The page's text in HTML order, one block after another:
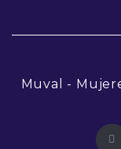
Muval -